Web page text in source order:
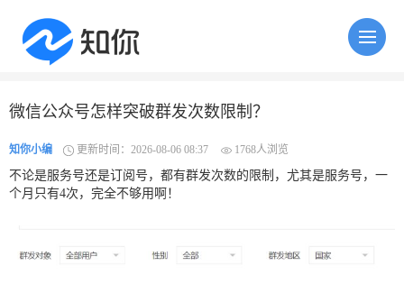
微信公众号怎样突破群发次数限制？
知你小编 更新时间：2026-08-06 08:37 1768人浏览
不论是服务号还是订阅号，都有群发次数的限制，尤其是服务号，一
个月只有4次，完全不够用啊！